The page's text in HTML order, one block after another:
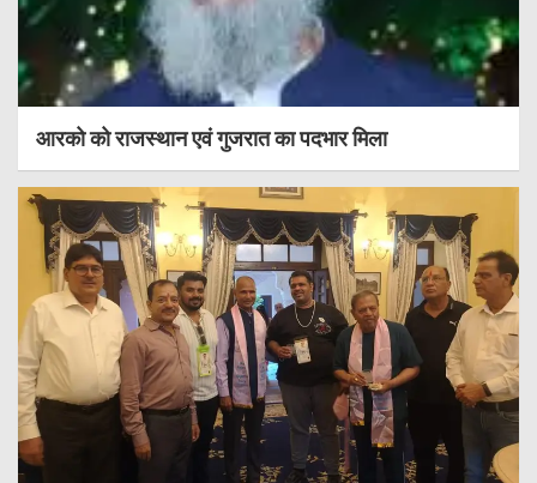
आरको को राजस्थान एवं गुजरात का पदभार मिला